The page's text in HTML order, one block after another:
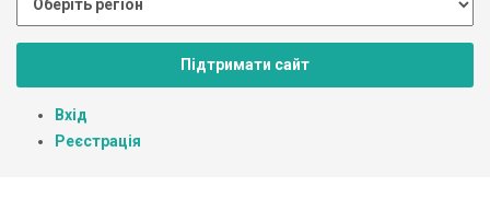
Підтримати сайт
Вхід
Реєстрація